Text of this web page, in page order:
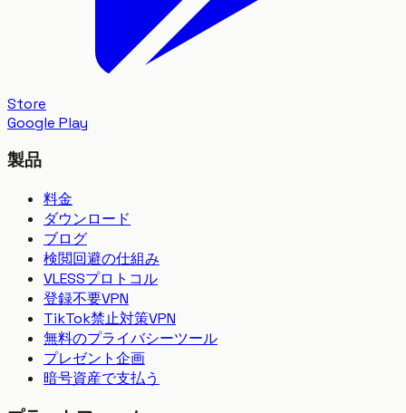
Store
Google Play
製品
料金
ダウンロード
ブログ
検閲回避の仕組み
VLESSプロトコル
登録不要VPN
TikTok禁止対策VPN
無料のプライバシーツール
プレゼント企画
暗号資産で支払う